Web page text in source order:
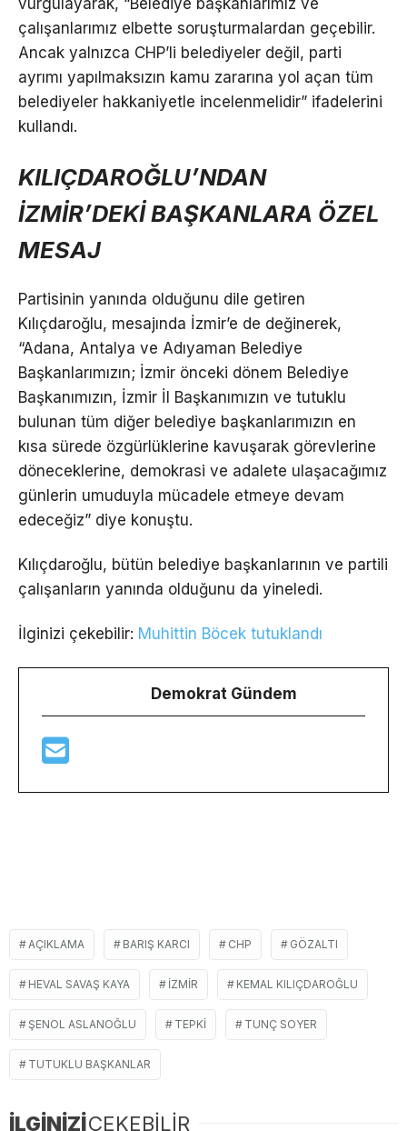
vurgulayarak, “Belediye başkanlarımız ve
çalışanlarımız elbette soruşturmalardan geçebilir.
Ancak yalnızca CHP’li belediyeler değil, parti
ayrımı yapılmaksızın kamu zararına yol açan tüm
belediyeler hakkaniyetle incelenmelidir” ifadelerini
kullandı.
KILIÇDAROĞLU’NDAN
İZMİR’DEKİ BAŞKANLARA ÖZEL
MESAJ
Partisinin yanında olduğunu dile getiren
Kılıçdaroğlu, mesajında İzmir’e de değinerek,
“Adana, Antalya ve Adıyaman Belediye
Başkanlarımızın; İzmir önceki dönem Belediye
Başkanımızın, İzmir İl Başkanımızın ve tutuklu
bulunan tüm diğer belediye başkanlarımızın en
kısa sürede özgürlüklerine kavuşarak görevlerine
döneceklerine, demokrasi ve adalete ulaşacağımız
günlerin umuduyla mücadele etmeye devam
edeceğiz” diye konuştu.
Kılıçdaroğlu, bütün belediye başkanlarının ve partili
çalışanların yanında olduğunu da yineledi.
İlginizi çekebilir: Muhittin Böcek tutuklandı
Demokrat Gündem
AÇIKLAMA BARIŞ KARCI CHP GÖZALTI
HEVAL SAVAŞ KAYA İZMIR KEMAL KILIÇDAROĞLU
ŞENOL ASLANOĞLU TEPKI TUNÇ SOYER
TUTUKLU BAŞKANLAR
İLGİNİZİÇEKEBİLİR